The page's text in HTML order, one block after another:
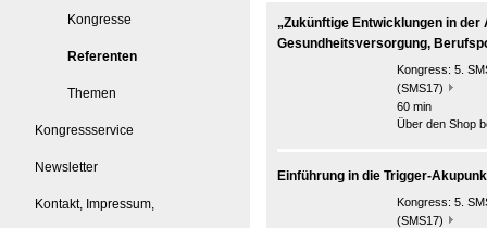
Kongresse
Referenten
Themen
Kongressservice
Newsletter
Kontakt, Impressum,
„Zukünftige Entwicklungen in
Gesundheitsversorgung,
Kongress: 5.
(SMS17)
60 min
Über den Shop
Einführung in die Trigger-
Kongress: 5.
(SMS17)